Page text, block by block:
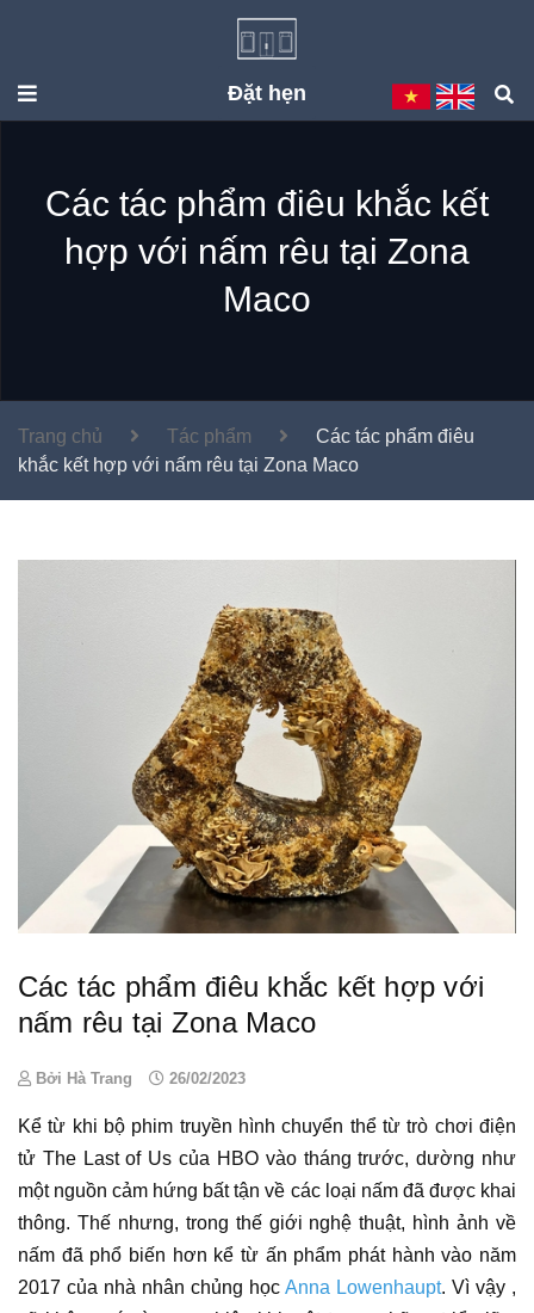
Đặt hẹn
Các tác phẩm điêu khắc kết
hợp với nấm rêu tại Zona
Maco
Trang chủ Tác phẩm
Các tác phẩm điêu
khắc kết hợp với nấm rêu tại Zona Maco
Các tác phẩm điêu khắc kết hợp với
nấm rêu tại Zona Maco
Bởi Hà Trang 26/02/2023
Kể từ khi bộ phim truyền hình chuyển thể từ trò chơi điện
tử The Last of Us của HBO vào tháng trước, dường như
một nguồn cảm hứng bất tận về các loại nấm đã được khai
thông. Thế nhưng, trong thế giới nghệ thuật, hình ảnh về
nấm đã phổ biến hơn kể từ ấn phẩm phát hành vào năm
2017 của nhà nhân chủng học Anna Lowenhaupt. Vì vậy ,